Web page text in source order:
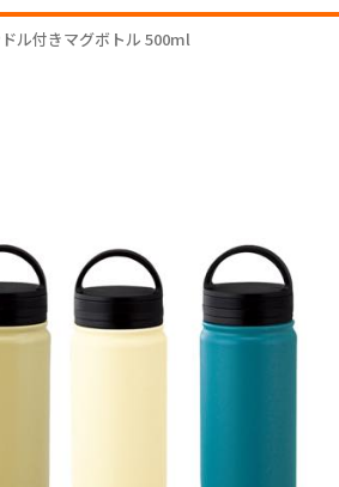
ル付きマグボトル 500ml